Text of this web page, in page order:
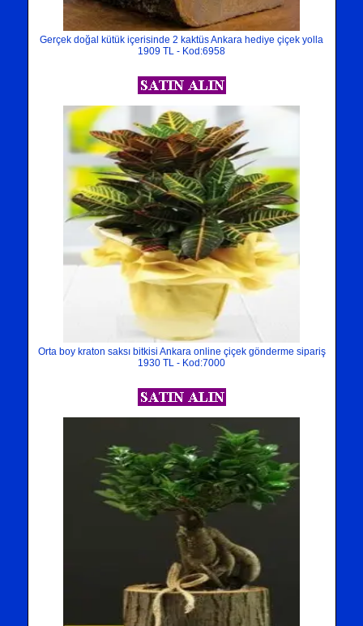
Gerçek doğal kütük içerisinde 2 kaktüs Ankara hediye çiçek yolla
1909 TL - Kod:6958
Orta boy kraton saksı bitkisi Ankara online çiçek gönderme sipariş
1930 TL - Kod:7000